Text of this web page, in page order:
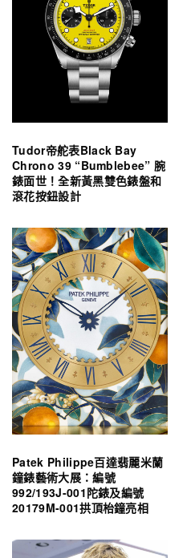
Tudor帝舵表Black Bay
Chrono 39 “Bumblebee” 腕
錶面世！全新黃黑雙色錶盤和
滾花按鈕設計
Patek Philippe百達翡麗米蘭
鐘錶藝術大展：編號
992/193J-001陀錶及編號
20179M-001拱頂枱鐘亮相